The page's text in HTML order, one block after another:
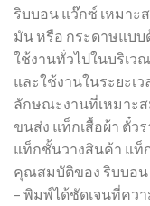
ริบบอน แว๊กซ์ เหมา
มัน หรือ กระดาษแบ
ใช้งานทั่วไปในบริเว
และใช้งานในระยะเ
ลักษณะงานที่เหมาะ
ขนส่ง แท็กเสื้อผ้า ตั๋ว
แท็กชั้นวางสินค้า แท็
คุณสมบัติของ ริบบอน
– พิมพ์ได้ชัดเจนที่ควา